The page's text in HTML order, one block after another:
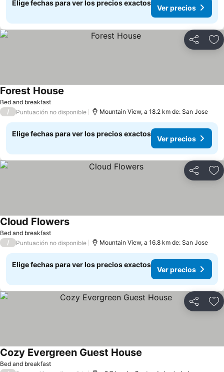
Elige fechas para ver los precios exactos
Ver precios
Compartir
Bed and breakfast
Forest House
/ Puntuación no disponible Mountain View, a 18.2 km de: San Jose
Elige fechas para ver los precios exactos
Ver precios
Compartir
Bed and breakfast
Cloud FlowersVer precios
/ Puntuación no disponible Mountain View, a 16.8 km de: San Jose
Elige fechas para ver los precios exactos
Ver precios
Compartir
Bed and breakfast
Cozy Evergreen Guest House